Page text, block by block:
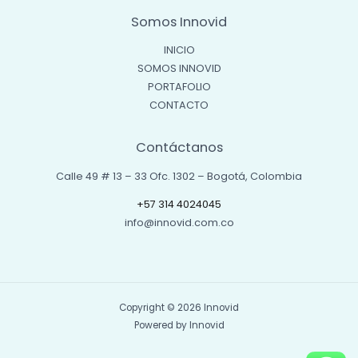
Somos Innovid
INICIO
SOMOS INNOVID
PORTAFOLIO
CONTACTO
Contáctanos
Calle 49 # 13 – 33 Ofc. 1302 – Bogotá, Colombia
+57 314 4024045
info@innovid.com.co
Copyright © 2026 Innovid
Powered by Innovid